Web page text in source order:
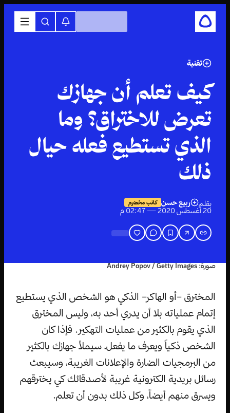
تقنية
كيف تعلم أن جهازك
تعرض للاختراق؟ وما
الذي تستطيع فعله حيال
ذلك
بقلم ربيع حسن كاتب مخضرم
20 أغسطس 2020 — 02:47 م
صورة: Andrey Popov / Getty Images
المخترق –أو الهاكر– الذكي هو الشخص الذي يستطيع
إتمام عملياته بلا أن يدري أحد به، وليس المخترق
الذي يقوم بالكثير من عمليات التهكير. فإذا كان
الشخص ذكياً ويعرف ما يفعل، سيملأ جهازك بالكثير
من البرمجيات الضارة والإعلانات الغريبة، وسيبعث
رسائل بريدية الكترونية غريبة لأصدقائك كي يخترقهم
ويسرق منهم أيضاً، وكل ذلك بدون أن تعلم.